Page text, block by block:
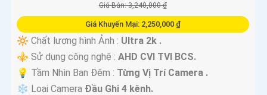
Giá Bán: 3,240,000 ₫
Giá Khuyến Mại: 2,250,000 ₫
🔆 Chất lượng hình Ảnh : Ultra 2k .
⚜️ Sử dụng công nghệ : AHD CVI TVI BCS.
💡 Tầm Nhìn Ban Đêm : Từng Vị Trí Camera .
❄ Loại Camera Đầu Ghi 4 kênh.